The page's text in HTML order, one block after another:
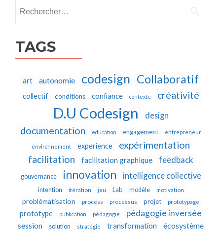
TAGS
art autonomie codesign Collaboratif
collectif conditions confiance contexte créativité
D.U Codesign design
documentation education engagement entrepreneur
environnement experience
expérimentation
facilitation
facilitation graphique feedback
gouvernance innovation intelligence collective
intention itération jeu Lab modèle motivation
problématisation process processus projet prototypage
prototype publication pédagogie pédagogie inversée
session solution stratégie transformation écosystème